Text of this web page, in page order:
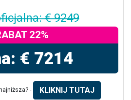
€ 9249
22%
€ 7214
- KLIKNIJ TUTAJ